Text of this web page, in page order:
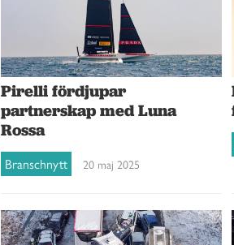
Pirelli fördjupar
partnerskap med Luna
Rossa
Branschnytt 20 maj 2025